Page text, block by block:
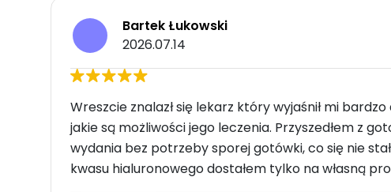
Bartek Łukowski
2026.07.14
Wreszcie znalazł się lekarz który wyjaśnił mi
jakie są możliwości jego leczenia. Przyszedłem z
wydania bez potrzeby sporej gotówki, co się nie
kwasu hialuronowego dostałem tylko na własną